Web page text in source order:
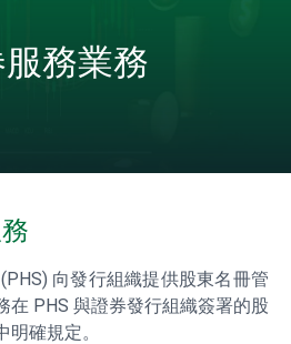
務業務
向發行組織提供股東名冊管
在 PHS 與證券發行組織簽署的股
確規定。